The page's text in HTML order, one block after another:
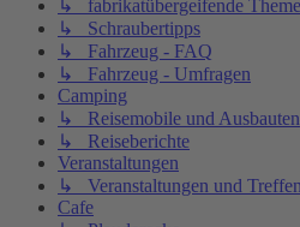
↳ fabrikatübergeifende
↳ Schraubertipps
↳ Fahrzeug - FAQ
↳ Fahrzeug - Umfragen
Camping
↳ Reisemobile und Ausbauten
↳ Reiseberichte
Veranstaltungen
↳ Veranstaltungen und Treffen
Cafe